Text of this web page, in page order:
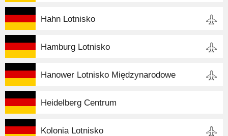
Hahn Lotnisko
Hamburg Lotnisko
Hanower Lotnisko Międzynarodowe
Heidelberg Centrum
Kolonia Lotnisko